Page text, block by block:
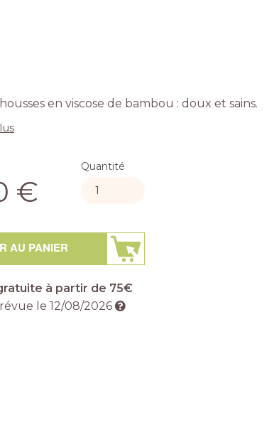
en viscose de bambou : doux et sains.
Quantité
€
AU PANIER
à partir de 75€
le 12/08/2026